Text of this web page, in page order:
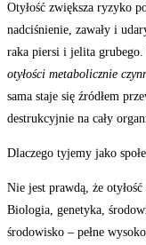
Otyłość zwiększa ryzyko
nadciśnienie, zawały i
raka piersi i jelita grubego.
otyłości metabolicznie
sama staje się źródłem
destrukcyjnie na cały
Dlaczego tyjemy jako
Nie jest prawdą, że
Biologia, genetyka,
środowisko – pełne